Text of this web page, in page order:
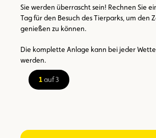
Sie werden überrascht sein! Rechnen Sie
Tag für den Besuch des Tierparks, um den
genießen zu können.
Die komplette Anlage kann bei jeder
werden.
1auf 3